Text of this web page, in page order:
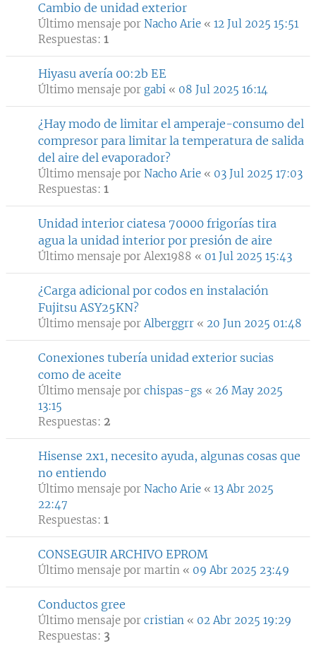
Cambio de unidad exterior
Último mensaje por Nacho Arie « 12 Jul 2025 15:51
Respuestas: 1
Hiyasu avería 00:2b EE
Último mensaje por gabi « 08 Jul 2025 16:14
¿Hay modo de limitar el amperaje-consumo del
compresor para limitar la temperatura de salida
del aire del evaporador?
Último mensaje por Nacho Arie « 03 Jul 2025 17:03
Respuestas: 1
Unidad interior ciatesa 70000 frigorías tira
agua la unidad interior por presión de aire
Último mensaje por Alex1988 « 01 Jul 2025 15:43
¿Carga adicional por codos en instalación
Fujitsu ASY25KN?
Último mensaje porAlberggrr « 20 Jun 2025 01:48
Conexiones tubería unidad exterior sucias
como de aceite
Último mensaje por chispas-gs « 26 May 2025
13:15
Respuestas: 2
Hisense 2x1, necesito ayuda, algunas cosas que
no entiendo
Último mensaje por Nacho Arie « 13 Abr 2025
22:47
Respuestas: 1
CONSEGUIR ARCHIVO EPROM
Último mensaje por martin « 09 Abr 2025 23:49
Conductos gree
Último mensaje por cristian « 02 Abr 2025 19:29
Respuestas: 3